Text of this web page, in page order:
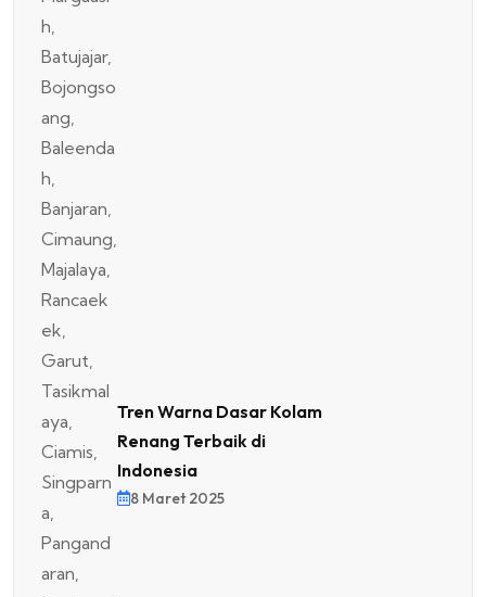
Tren Warna Dasar Kolam
Renang Terbaik di
Indonesia
8 Maret 2025